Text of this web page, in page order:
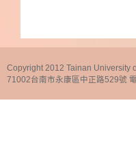
Copyright 2012 Tainan
71002台南市永康區中正路529號